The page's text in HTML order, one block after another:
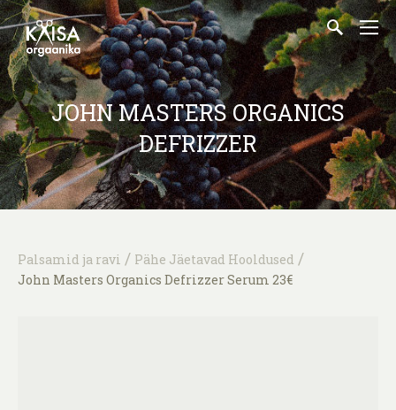
JOHN MASTERS ORGANICS
DEFRIZZER
Palsamid ja ravi / Pähe Jäetavad Hooldused /
John Masters Organics Defrizzer Serum 23€